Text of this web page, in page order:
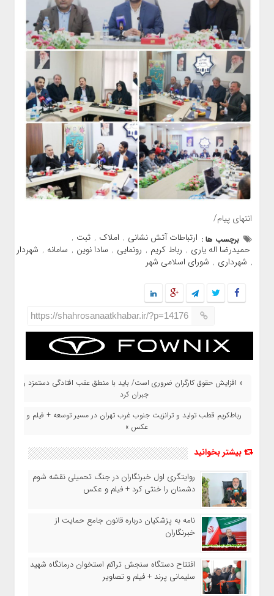
انتهای پیام/
برچسب ها : ارتباطات آتش نشانی , املاک , ثبت ,
حمیدرضا اله یاری , رباط کریم , رونمایی , سادا نوین , سامانه , شهردار
, شهرداری , شورای اسلامی شهر
https://shahrosanaatkhabar.ir/?p=14176
« افزایش حقوق کارگران ضروری است/ باید با منطق عقب افتادگی دستمزد را
جبران کرد
رباط‌کریم قطب تولید و ترانزیت جنوب غرب تهران در مسیر توسعه + فیلم و
عکس »
بیشتر بخوانید
روایتگری اول خبرنگاران در جنگ تحمیلی نقشه شوم
دشمنان را خنثی کرد + فیلم و عکس
نامه به پزشکیان درباره قانون جامع حمایت از
خبرنگاران
افتتاح دستگاه سنجش تراکم استخوان درمانگاه شهید
سلیمانی پرند + فیلم و تصاویر